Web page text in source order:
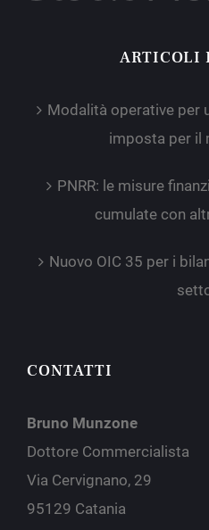
ARTICOLI
Modalità operative per
imposta per il
PNRR: le misure
cumulate con
Nuovo OIC 35 per i
CONTATTI
Bruno Munzone
Dottore Commercialista
Via Cervignano, 29
95129 Catania